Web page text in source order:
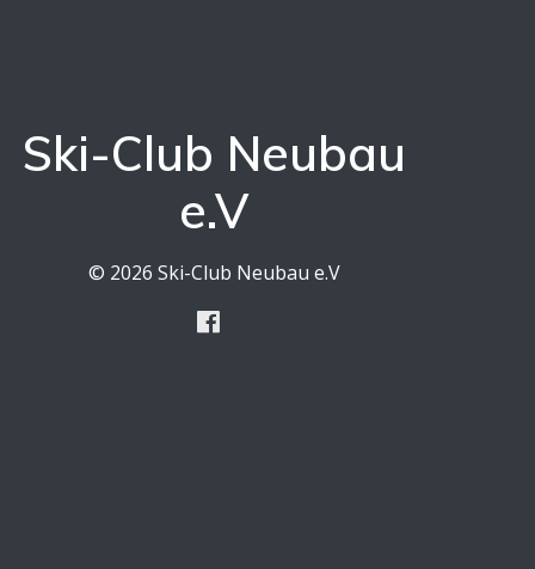
Ski-Club Neubau
e.V
© 2026 Ski-Club Neubau e.V